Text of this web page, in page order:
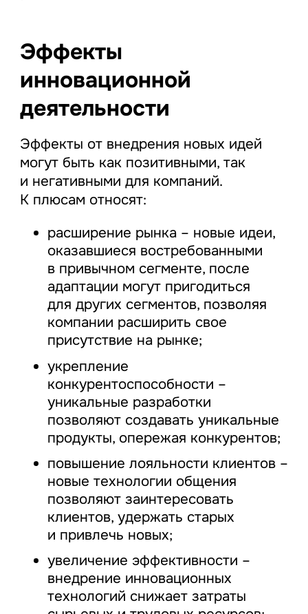
Эффекты
инновационной
деятельности
Эффекты от внедрения новых идей
могут быть как позитивными, так
и негативными для компаний.
К плюсам относят:
расширение рынка – новые идеи,
оказавшиеся востребованными
в привычном сегменте, после
адаптации могут пригодиться
для других сегментов, позволяя
компании расширить свое
присутствие на рынке;
укрепление
конкурентоспособности –
уникальные разработки
позволяют создавать уникальные
продукты, опережая конкурентов;
повышение лояльности клиентов –
новые технологии общения
позволяют заинтересовать
клиентов, удержать старых
и привлечь новых;
увеличение эффективности –
внедрение инновационных
технологий снижает затраты